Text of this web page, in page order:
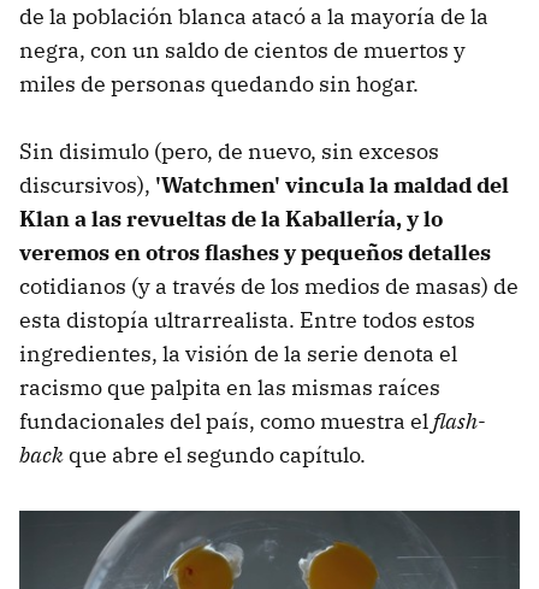
de la población blanca atacó a la mayoría de la
negra, con un saldo de cientos de muertos y
miles de personas quedando sin hogar.
Sin disimulo (pero, de nuevo, sin excesos
discursivos), 'Watchmen' vincula la maldad del
Klan a las revueltas de la Kaballería, y lo
veremos en otros flashes y pequeños detalles
cotidianos (y a través de los medios de masas) de
esta distopía ultrarrealista. Entre todos estos
ingredientes, la visión de la serie denota el
racismo que palpita en las mismas raíces
fundacionales del país, como muestra elflash-
back que abre el segundo capítulo.